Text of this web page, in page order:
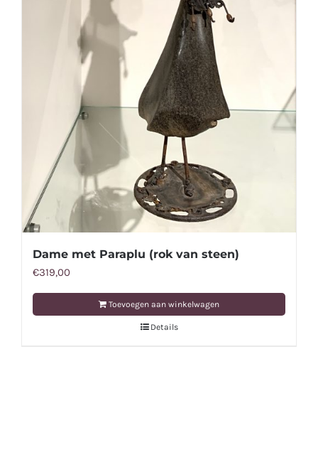
Dame met Paraplu (rok van steen)
€319,00
Toevoegen aan winkelwagen
Details